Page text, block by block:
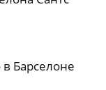
Барселоне